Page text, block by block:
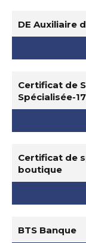
DE Auxiliaire
Certificat de
Spécialisée-
Certificat de
boutique
BTS Banque